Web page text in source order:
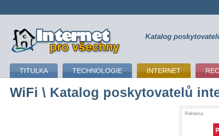
připojení k internetu Katalog
TITULKA TECHNOLOGIE INTERNET
WiFi \ Katalog poskytovatelů
Reklama: